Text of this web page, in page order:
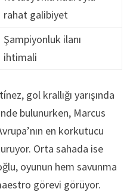
rahat galibiyet
Şampiyonluk ilanı
ihtimali
gol krallığı yarışında
bulunurken, Marcus
en korkutucu
Orta sahada ise
oyunun hem savunma
görevi görüyor.